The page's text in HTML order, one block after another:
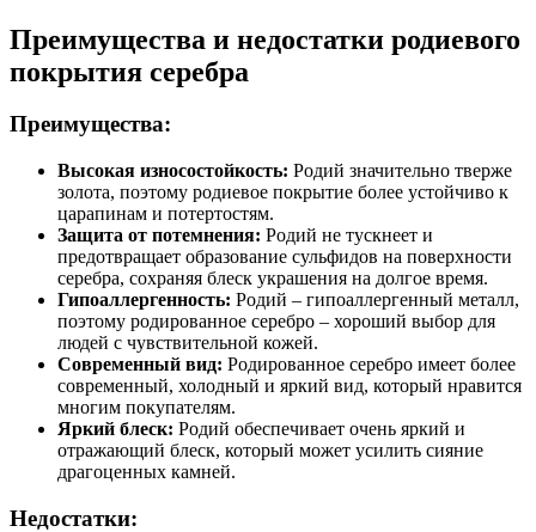
Преимущества и недостатки родиевого
покрытия серебра
Преимущества:
Высокая износостойкость: Родий значительно тверже
золота, поэтому родиевое покрытие более устойчиво к
царапинам и потертостям.
Защита от потемнения: Родий не тускнеет и
предотвращает образование сульфидов на поверхности
серебра, сохраняя блеск украшения на долгое время.
Гипоаллергенность: Родий – гипоаллергенный металл,
поэтому родированное серебро – хороший выбор для
людей с чувствительной кожей.
Современный вид: Родированное серебро имеет более
современный, холодный и яркий вид, который нравится
многим покупателям.
Яркий блеск: Родий обеспечивает очень яркий и
отражающий блеск, который может усилить сияние
драгоценных камней.
Недостатки: